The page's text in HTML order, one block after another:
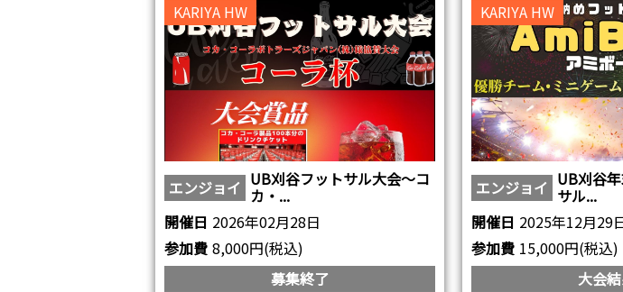
KARIYA HW
エンジョイ UB刈谷フットサル大会〜コ
カ・...
開催日 2026年02月28日
参加費 8,000円(税込)
募集終了
KARIYA HW
エンジョイ UB刈谷
サル...
開催日 2025年12月29
参加費 15,000円(税込)
大会